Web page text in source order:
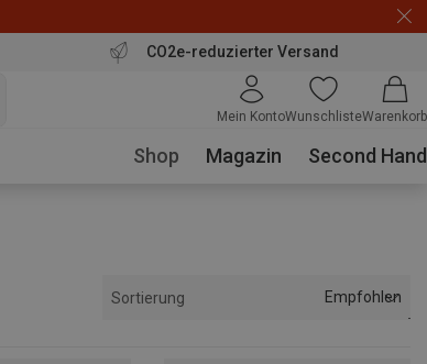
CO2e-reduzierter Versand
Mein KontoWunschlisteWarenkorb
Shop Magazin Second Hand
Sortierung Empfohlen